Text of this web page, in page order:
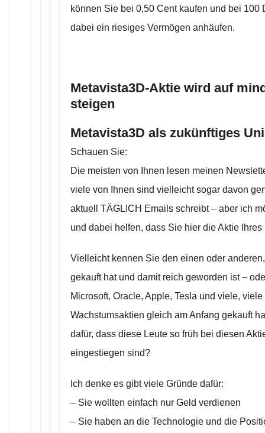
können Sie bei 0,50 Cent kaufen und bei 100
dabei ein riesiges Vermögen anhäufen.
Metavista3D-Aktie wird auf
steigen
Metavista3D als zukünftiges
Schauen Sie:
Die meisten von Ihnen lesen meinen
viele von Ihnen sind vielleicht sogar davon
aktuell TÄGLICH Emails schreibt – aber ich
und dabei helfen, dass Sie hier die Aktie
Vielleicht kennen Sie den einen oder
gekauft hat und damit reich geworden ist –
Microsoft, Oracle, Apple, Tesla und viele,
Wachstumsaktien gleich am Anfang gekauft
dafür, dass diese Leute so früh bei diesen
eingestiegen sind?
Ich denke es gibt viele Gründe dafür:
– Sie wollten einfach nur Geld verdienen
– Sie haben an die Technologie und die